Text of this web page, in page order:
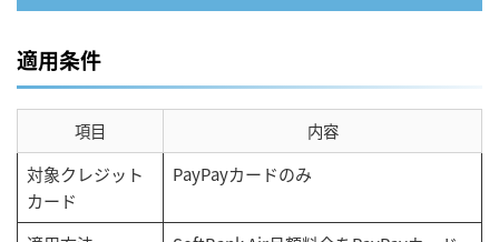
適用条件
項目
内容
対象クレジット
カード
PayPayカードのみ